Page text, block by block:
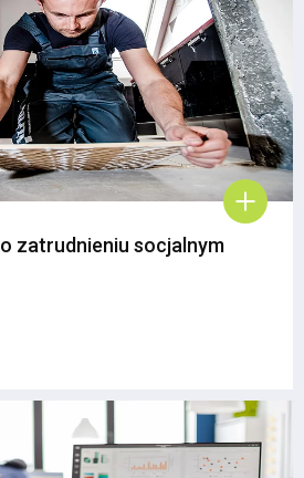
zatrudnieniu socjalnym